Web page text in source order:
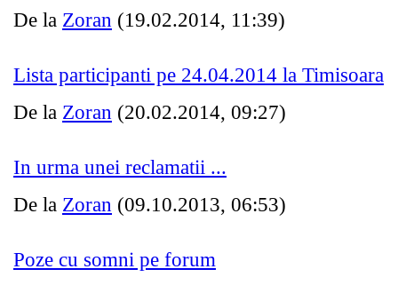
De la Zoran (19.02.2014, 11:39)
Lista participanti pe 24.04.2014 la Timisoara
De la Zoran (20.02.2014, 09:27)
In urma unei reclamatii ...
De la Zoran (09.10.2013, 06:53)
Poze cu somni pe forum